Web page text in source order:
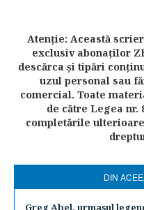
Atenţie: Această
exclusiv abonaţilor
descărca şi tipări
uzul personal sau
comercial. Toate
de către Legea nr.
completările
DIN
Greg Abel, urmaşul